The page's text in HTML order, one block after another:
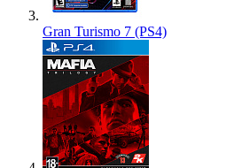
Gran Turismo 7 (PS4)